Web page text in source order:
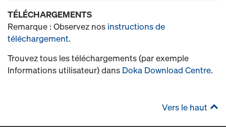
TÉLÉCHARGEMENTS
Remarque : Observez nos instructions de
téléchargement.
Trouvez tous les téléchargements (par exemple
Informations utilisateur) dans Doka Download Centre.
Vers le haut